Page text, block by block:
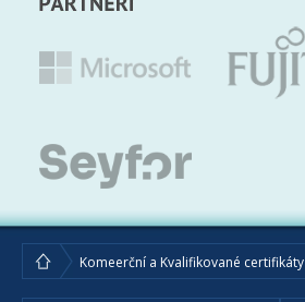
Komeerční a Kvalifikované certifikáty